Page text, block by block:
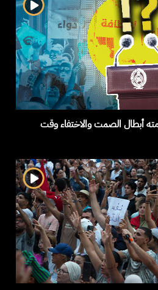
أبطال الصمت والاختفاء وقت